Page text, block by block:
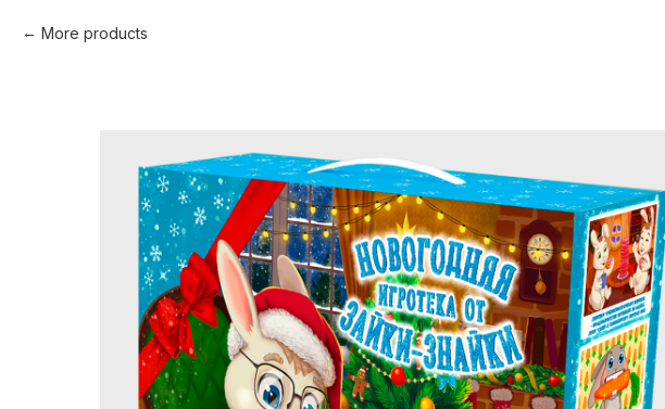
More products